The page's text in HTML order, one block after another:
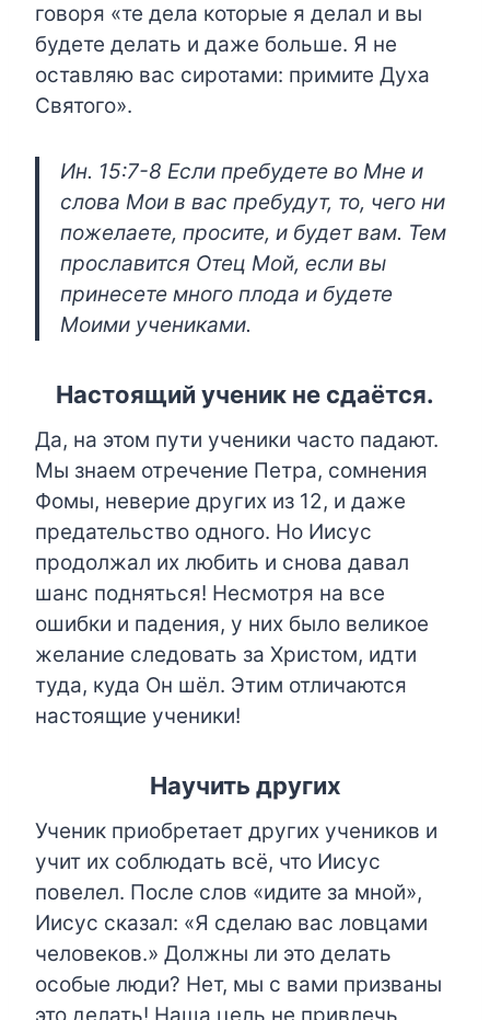
говоря «те дела которые я делал и вы
будете делать и даже больше. Я не
оставляю вас сиротами: примите Духа
Святого».
Ин. 15:7-8 Если пребудете во Мне и
слова Мои в вас пребудут, то, чего ни
пожелаете, просите, и будет вам. Тем
прославится Отец Мой, если вы
принесете много плода и будете
Моими учениками.
Настоящий ученик не сдаётся.
Да, на этом пути ученики часто падают.
Мы знаем отречение Петра, сомнения
Фомы, неверие других из 12, и даже
предательство одного. Но Иисус
продолжал их любить и снова давал
шанс подняться! Несмотря на все
ошибки и падения, у них было великое
желание следовать за Христом, идти
туда, куда Он шёл. Этим отличаются
настоящие ученики!
Научить других
Ученик приобретает других учеников и
учит их соблюдать всё, что Иисус
повелел. После слов «идите за мной»,
Иисус сказал: «Я сделаю вас ловцами
человеков.» Должны ли это делать
особые люди? Нет, мы с вами призваны